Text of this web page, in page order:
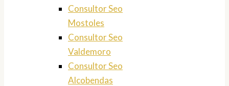
Consultor Seo
Mostoles
Consultor Seo
Valdemoro
Consultor Seo
Alcobendas